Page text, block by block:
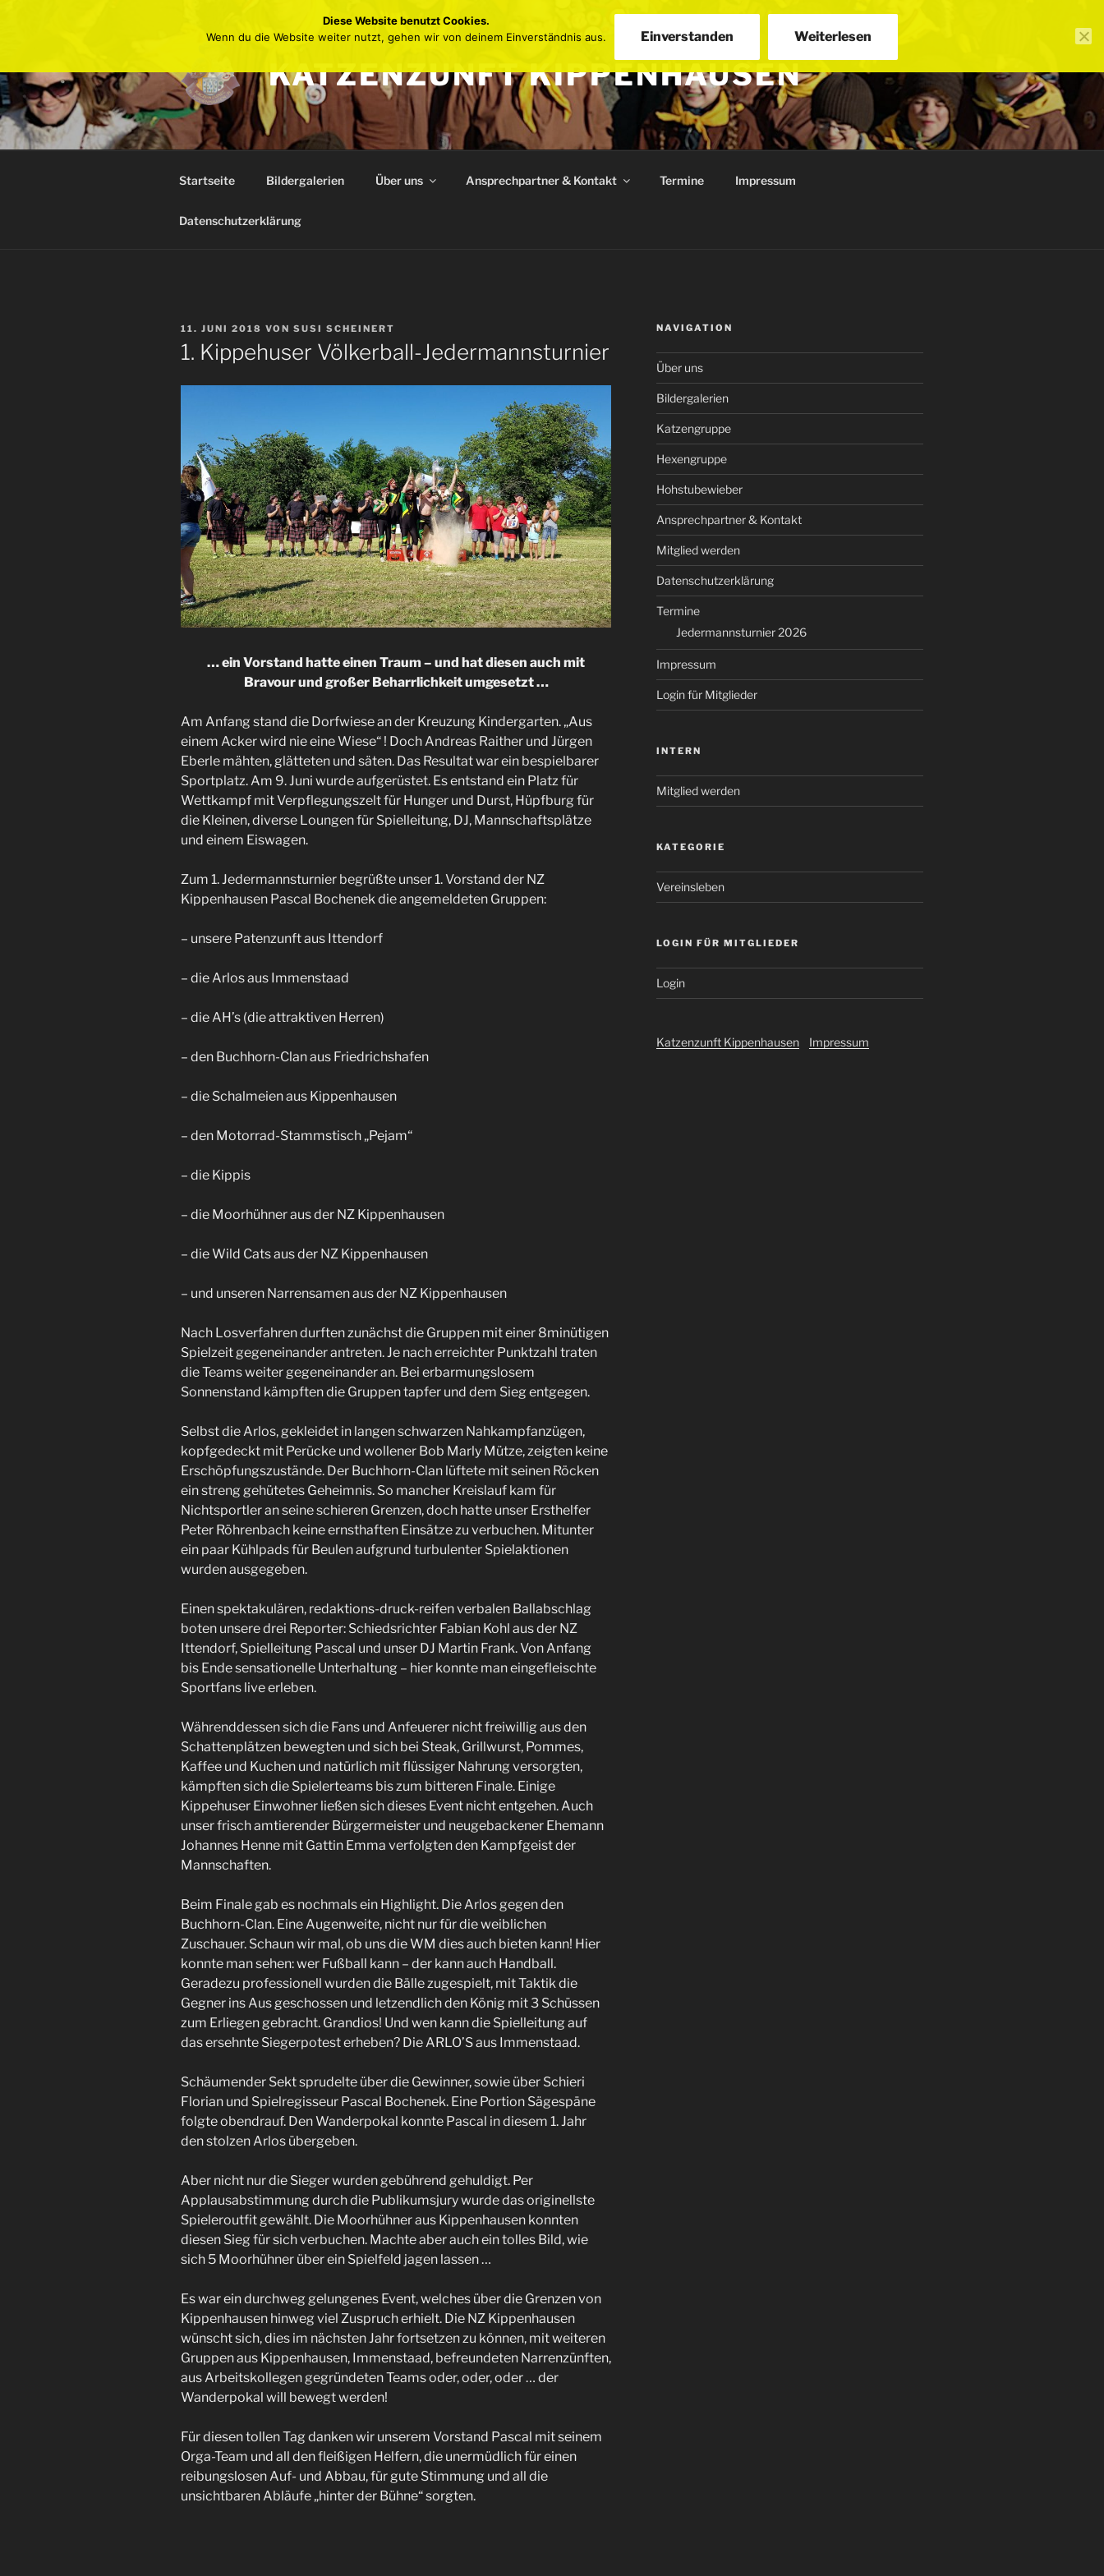
KATZENZUNFT KIPPENHAUSEN
Startseite Bildergalerien Über uns Ansprechpartner & Kontakt Termine Impressum
Datenschutzerklärung
VERÖFFENTLICHT
AM
11. JUNI 2018 VON SUSI SCHEINERT
1. Kippehuser Völkerball-Jedermannsturnier
… ein Vorstand hatte einen Traum – und hat diesen auch mit
Bravour und großer Beharrlichkeit umgesetzt …
Am Anfang stand die Dorfwiese an der Kreuzung Kindergarten. „Aus
einem Acker wird nie eine Wiese“ ! Doch Andreas Raither und Jürgen
Eberle mähten, glätteten und säten. Das Resultat war ein bespielbarer
Sportplatz.Am 9. Juni wurde aufgerüstet. Es entstand ein Platz für
Wettkampf mit Verpflegungszelt für Hunger und Durst, Hüpfburg für
die Kleinen, diverse Loungen für Spielleitung, DJ, Mannschaftsplätze
und einem Eiswagen.
Zum 1. Jedermannsturnier begrüßte unser 1. Vorstand der NZ
Kippenhausen Pascal Bochenek die angemeldeten Gruppen:
– unsere Patenzunft aus Ittendorf
– die Arlos aus Immenstaad
– die AH’s (die attraktiven Herren)
– den Buchhorn-Clan aus Friedrichshafen
– die Schalmeien aus Kippenhausen
– den Motorrad-Stammstisch „Pejam“
– die Kippis
– die Moorhühner aus der NZ Kippenhausen
– die Wild Cats aus der NZ Kippenhausen
– und unseren Narrensamen aus der NZ Kippenhausen
Nach Losverfahren durften zunächst die Gruppen mit einer 8minütigen
Spielzeit gegeneinander antreten. Je nach erreichter Punktzahl traten
die Teams weiter gegeneinander an. Bei erbarmungslosem
Sonnenstand kämpften die Gruppen tapfer und dem Sieg entgegen.
Selbst die Arlos, gekleidet in langen schwarzen Nahkampfanzügen,
kopfgedeckt mit Perücke und wollener Bob Marly Mütze, zeigten keine
Erschöpfungszustände. Der Buchhorn-Clan lüftete mit seinen Röcken
ein streng gehütetes Geheimnis. So mancher Kreislauf kam für
Nichtsportler an seine schieren Grenzen, doch hatte unser Ersthelfer
Peter Röhrenbach keine ernsthaften Einsätze zu verbuchen. Mitunter
ein paar Kühlpads für Beulen aufgrund turbulenter Spielaktionen
wurden ausgegeben.
Einen spektakulären, redaktions-druck-reifen verbalen Ballabschlag
boten unsere drei Reporter: Schiedsrichter Fabian Kohl aus der NZ
Ittendorf, Spielleitung Pascal und unser DJ Martin Frank. Von Anfang
bis Ende sensationelle Unterhaltung – hier konnte man eingefleischte
Sportfans live erleben.
Währenddessen sich die Fans und Anfeuerer nicht freiwillig aus den
Schattenplätzen bewegten und sich bei Steak, Grillwurst, Pommes,
Kaffee und Kuchen und natürlich mit flüssiger Nahrung versorgten,
kämpften sich die Spielerteams bis zum bitteren Finale. Einige
Kippehuser Einwohner ließen sich dieses Event nicht entgehen. Auch
unser frisch amtierender Bürgermeister und neugebackener Ehemann
Johannes Henne mit Gattin Emma verfolgten den Kampfgeist der
Mannschaften.
Beim Finale gab es nochmals ein Highlight. Die Arlos gegen den
Buchhorn-Clan. Eine Augenweite, nicht nur für die weiblichen
Zuschauer. Schaun wir mal, ob uns die WM dies auch bieten kann! Hier
konnte man sehen: wer Fußball kann – der kann auch Handball.
Geradezu professionell wurden die Bälle zugespielt, mit Taktik die
Gegner ins Aus geschossen und letzendlich den König mit 3 Schüssen
zum Erliegen gebracht. Grandios! Und wen kann die Spielleitung auf
das ersehnte Siegerpotest erheben? Die ARLO’S aus Immenstaad.
Schäumender Sekt sprudelte über die Gewinner, sowie über Schieri
Florian und Spielregisseur Pascal Bochenek. Eine Portion Sägespäne
folgte obendrauf. Den Wanderpokal konnte Pascal in diesem 1. Jahr
den stolzen Arlos übergeben.
Aber nicht nur die Sieger wurden gebührend gehuldigt. Per
Applausabstimmung durch die Publikumsjury wurde das originellste
Spieleroutfit gewählt. Die Moorhühner aus Kippenhausen konnten
diesen Sieg für sich verbuchen. Machte aber auch ein tolles Bild, wie
sich 5 Moorhühner über ein Spielfeld jagen lassen …
Es war ein durchweg gelungenes Event, welches über die Grenzen von
Kippenhausen hinweg viel Zuspruch erhielt. Die NZ Kippenhausen
wünscht sich, dies im nächsten Jahr fortsetzen zu können, mit weiteren
Gruppen aus Kippenhausen, Immenstaad, befreundeten Narrenzünften,
aus Arbeitskollegen gegründeten Teams oder, oder, oder … der
Wanderpokal will bewegt werden!
Für diesen tollen Tag danken wir unserem Vorstand Pascal mit seinem
Orga-Team und all den fleißigen Helfern, die unermüdlich für einen
reibungslosen Auf- und Abbau, für gute Stimmung und all die
unsichtbaren Abläufe „hinter der Bühne“ sorgten.
NAVIGATION
Über uns
Bildergalerien
Katzengruppe
Hexengruppe
Hohstubewieber
Ansprechpartner & Kontakt
Mitglied werden
Datenschutzerklärung
Termine
Jedermannsturnier 2026
Impressum
Login für Mitglieder
INTERN
Mitglied werden
KATEGORIE
Vereinsleben
LOGIN FÜR MITGLIEDER
Login
Katzenzunft Kippenhausen Impressum
Diese Website benutzt Cookies.
Wenn du die Website weiter nutzt, gehen wir von deinem Einverständnis aus.
Einverstanden Weiterlesen